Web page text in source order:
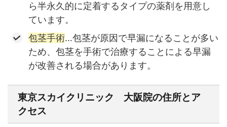
ら半永久的に定着するタイプの薬剤を用意し
ています。
包茎手術…包茎が原因で早漏になることが多い
ため、包茎を手術で治療することによる早漏
が改善される場合があります。
東京スカイクリニック 大阪院の住所とア
クセス